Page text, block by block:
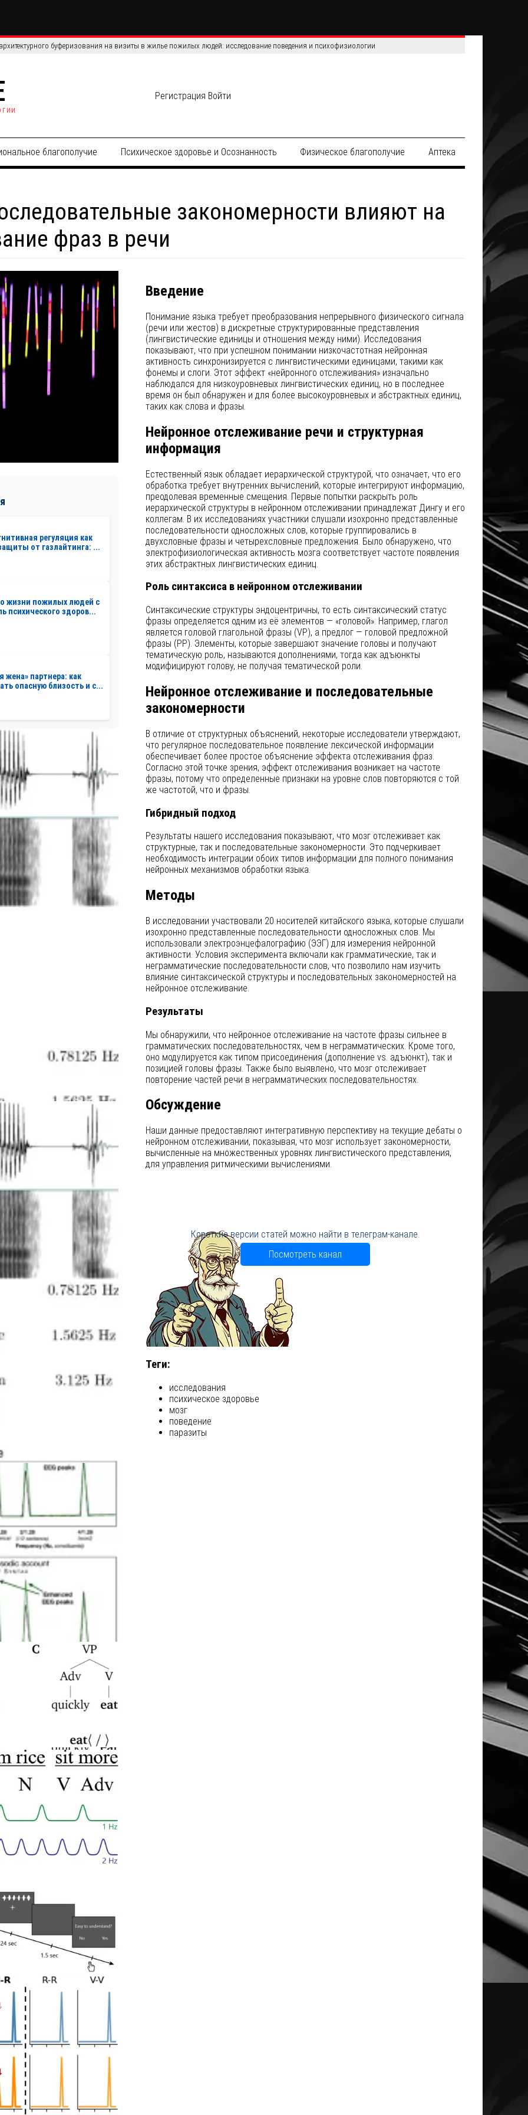
веществ: как дисконтирование задержки связано с ремиссией
Регистрация Войти
благополучие Психическое здоровье и Осознанность Физическое благополучие Аптека
закономерности влияют на
фраз в речи
регуляция как
от газлайтинга: ...
жизни пожилых людей с
психического здоров...
жена» партнера: как
опасную близость и с...
Введение
Понимание языка требует преобразования непрерывного физического сигнала
(речи или жестов) в дискретные структурированные представления
(лингвистические единицы и отношения между ними). Исследования
показывают, что при успешном понимании низкочастотная нейронная
активность синхронизируется с лингвистическими единицами, такими как
фонемы и слоги. Этот эффект «нейронного отслеживания» изначально
наблюдался для низкоуровневых лингвистических единиц, но в последнее
время он был обнаружен и для более высокоуровневых и абстрактных единиц,
таких как слова и фразы.
Нейронное отслеживание речи и структурная
информация
Естественный язык обладает иерархической структурой, что означает, что его
обработка требует внутренних вычислений, которые интегрируют информацию,
преодолевая временные смещения. Первые попытки раскрыть роль
иерархической структуры в нейронном отслеживании принадлежат Дингу и его
коллегам. В их исследованиях участники слушали изохронно представленные
последовательности односложных слов, которые группировались в
двухсловные фразы и четырехсловные предложения. Было обнаружено, что
электрофизиологическая активность мозга соответствует частоте появления
этих абстрактных лингвистических единиц.
Роль синтаксиса в нейронном отслеживании
Синтаксические структуры эндоцентричны, то есть синтаксический статус
фразы определяется одним из её элементов — «головой». Например, глагол
является головой глагольной фразы (VP), а предлог — головой предложной
фразы (PP). Элементы, которые завершают значение головы и получают
тематическую роль, называются дополнениями, тогда как адъюнкты
модифицируют голову, не получая тематической роли.
Нейронное отслеживание и последовательные
закономерности
В отличие от структурных объяснений, некоторые исследователи утверждают,
что регулярное последовательное появление лексической информации
обеспечивает более простое объяснение эффекта отслеживания фраз.
Согласно этой точке зрения, эффект отслеживания возникает на частоте
фразы, потому что определенные признаки на уровне слов повторяются с той
же частотой, что и фразы.
Гибридный подход
Результаты нашего исследования показывают, что мозг отслеживает как
структурные, так и последовательные закономерности. Это подчеркивает
необходимость интеграции обоих типов информации для полного понимания
нейронных механизмов обработки языка.
Методы
В исследовании участвовали 20 носителей китайского языка, которые слушали
изохронно представленные последовательности односложных слов. Мы
использовали электроэнцефалографию (ЭЭГ) для измерения нейронной
активности. Условия эксперимента включали как грамматические, так и
неграмматические последовательности слов, что позволило нам изучить
влияние синтаксической структуры и последовательных закономерностей на
нейронное отслеживание.
Результаты
Мы обнаружили, что нейронное отслеживание на частоте фразы сильнее в
грамматических последовательностях, чем в неграмматических. Кроме того,
оно модулируется как типом присоединения (дополнение vs. адъюнкт), так и
позицией головы фразы. Также было выявлено, что мозг отслеживает
повторение частей речи в неграмматических последовательностях.
Обсуждение
Наши данные предоставляют интегративную перспективу на текущие дебаты о
нейронном отслеживании, показывая, что мозг использует закономерности,
вычисленные на множественных уровнях лингвистического представления,
для управления ритмическими вычислениями.
Короткие версии статей можно найти в телеграм-канале.
Посмотреть канал
Теги:
исследования
психическое здоровье
мозг
поведение
паразиты